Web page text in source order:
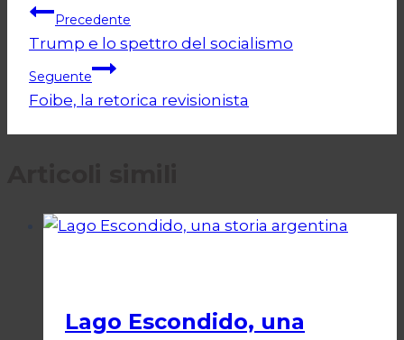
Navigazione
articoli
Precedente
Trump e lo spettro del socialismo
Seguente
Foibe, la retorica revisionista
Lago Escondido, una